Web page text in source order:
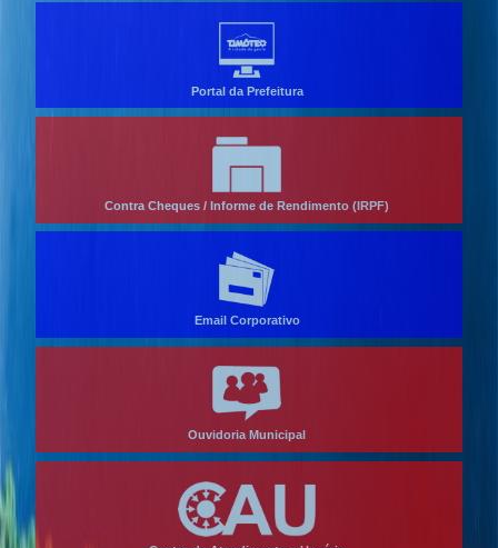
Portal da Prefeitura
Contra Cheques / Informe de Rendimento (IRPF)
Email Corporativo
Ouvidoria Municipal